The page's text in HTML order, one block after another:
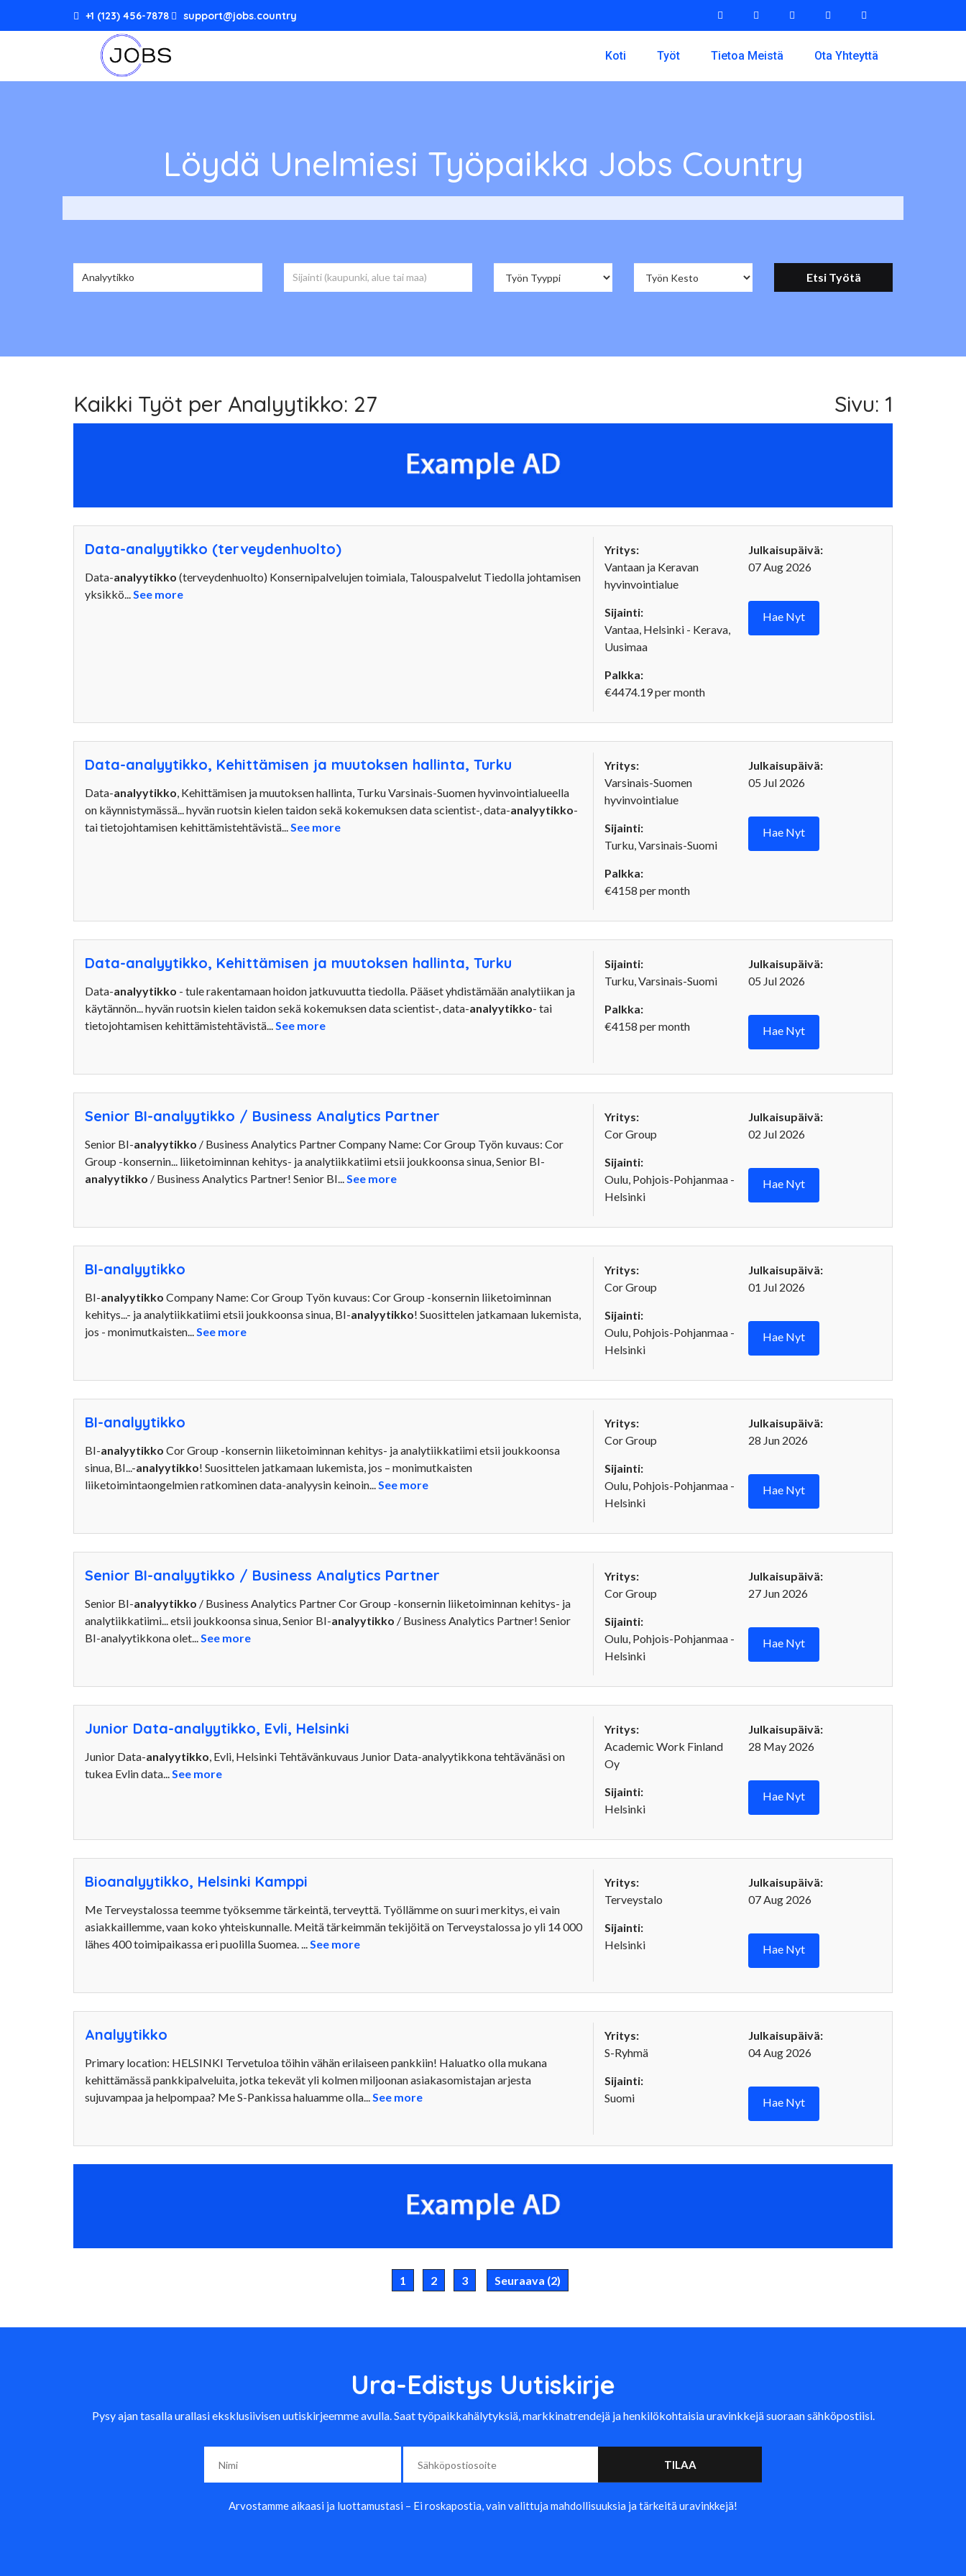
+1 (123) 456-7878 support@jobs.country
Koti Työt Tietoa Meistä Ota Yhteyttä
Löydä Unelmiesi Työpaikka Jobs Country
Kaikki Työt per Analyytikko: 27 Sivu: 1
Data-analyytikko (terveydenhuolto)
Data-analyytikko (terveydenhuolto) Konsernipalvelujen toimiala, Talouspalvelut Tiedolla johtamisen
yksikkö...See more
Yritys:
Vantaan ja Keravan
hyvinvointialue
Sijainti:
Vantaa, Helsinki - Kerava,
Uusimaa
Palkka:
€4474.19 per month
Julkaisupäivä:
07 Aug 2026
Hae Nyt
Data-analyytikko, Kehittämisen ja muutoksen hallinta, Turku
Data-analyytikko, Kehittämisen ja muutoksen hallinta, Turku Varsinais-Suomen hyvinvointialueella
on käynnistymässä... hyvän ruotsin kielen taidon sekä kokemuksen data scientist-, data-analyytikko-
tai tietojohtamisen kehittämistehtävistä...See more
Yritys:
Varsinais-Suomen
hyvinvointialue
Sijainti:
Turku, Varsinais-Suomi
Palkka:
€4158 per month
Julkaisupäivä:
05 Jul 2026
Hae Nyt
Data-analyytikko, Kehittämisen ja muutoksen hallinta, Turku
Data-analyytikko - tule rakentamaan hoidon jatkuvuutta tiedolla. Pääset yhdistämään analytiikan ja
käytännön... hyvän ruotsin kielen taidon sekä kokemuksen data scientist-, data-analyytikko- tai
tietojohtamisen kehittämistehtävistä...See more
Sijainti:
Turku, Varsinais-Suomi
Palkka:
€4158 per month
Julkaisupäivä:
05 Jul 2026
Hae Nyt
Senior BI-analyytikko / Business Analytics Partner
Senior BI-analyytikko / Business Analytics Partner Company Name: Cor Group Työn kuvaus: Cor
Group -konsernin... liiketoiminnan kehitys- ja analytiikkatiimi etsii joukkoonsa sinua, Senior BI-
analyytikko / Business Analytics Partner! Senior BI...See more
Yritys:
Cor Group
Sijainti:
Oulu, Pohjois-Pohjanmaa -
Helsinki
Julkaisupäivä:
02 Jul 2026
Hae Nyt
BI-analyytikko
BI-analyytikko Company Name: Cor Group Työn kuvaus: Cor Group -konsernin liiketoiminnan
kehitys...- ja analytiikkatiimi etsii joukkoonsa sinua, BI-analyytikko! Suosittelen jatkamaan lukemista,
jos - monimutkaisten...See more
Yritys:
Cor Group
Sijainti:
Oulu, Pohjois-Pohjanmaa -
Helsinki
Julkaisupäivä:
01 Jul 2026
Hae Nyt
BI-analyytikko
BI-analyytikko Cor Group -konsernin liiketoiminnan kehitys- ja analytiikkatiimi etsii joukkoonsa
sinua, BI...-analyytikko! Suosittelen jatkamaan lukemista, jos – monimutkaisten
liiketoimintaongelmien ratkominen data-analyysin keinoin...See more
Yritys:
Cor Group
Sijainti:
Oulu, Pohjois-Pohjanmaa -
Helsinki
Julkaisupäivä:
28 Jun 2026
Hae Nyt
Senior BI-analyytikko / Business Analytics Partner
Senior BI-analyytikko / Business Analytics Partner Cor Group -konsernin liiketoiminnan kehitys- ja
analytiikkatiimi... etsii joukkoonsa sinua, Senior BI-analyytikko / Business Analytics Partner! Senior
BI-analyytikkona olet...See more
Yritys:
Cor Group
Sijainti:
Oulu, Pohjois-Pohjanmaa -
Helsinki
Julkaisupäivä:
27 Jun 2026
Hae Nyt
Junior Data-analyytikko, Evli, Helsinki
Junior Data-analyytikko, Evli, Helsinki Tehtävänkuvaus Junior Data-analyytikkona tehtävänäsi on
tukea Evlin data...See more
Yritys:
Academic Work Finland
Oy
Sijainti:
Helsinki
Julkaisupäivä:
28 May 2026
Hae Nyt
Bioanalyytikko, Helsinki Kamppi
Me Terveystalossa teemme työksemme tärkeintä, terveyttä. Työllämme on suuri merkitys, ei vain
asiakkaillemme, vaan koko yhteiskunnalle. Meitä tärkeimmän tekijöitä on Terveystalossa jo yli 14 000
lähes 400 toimipaikassa eri puolilla Suomea. ...See more
Yritys:
Terveystalo
Sijainti:
Helsinki
Julkaisupäivä:
07 Aug 2026
Hae Nyt
Analyytikko
Primary location: HELSINKI Tervetuloa töihin vähän erilaiseen pankkiin! Haluatko olla mukana
kehittämässä pankkipalveluita, jotka tekevät yli kolmen miljoonan asiakasomistajan arjesta
sujuvampaa ja helpompaa? Me S-Pankissa haluamme olla...See more
Yritys:
S-Ryhmä
Sijainti:
Suomi
Julkaisupäivä:
04 Aug 2026
Hae Nyt
1 2 3 Seuraava (2)
Ura-Edistys Uutiskirje
Pysy ajan tasalla urallasi eksklusiivisen uutiskirjeemme avulla. Saat työpaikkahälytyksiä, markkinatrendejä ja henkilökohtaisia uravinkkejä suoraan sähköpostiisi.
Arvostamme aikaasi ja luottamustasi – Ei roskapostia, vain valittuja mahdollisuuksia ja tärkeitä uravinkkejä!